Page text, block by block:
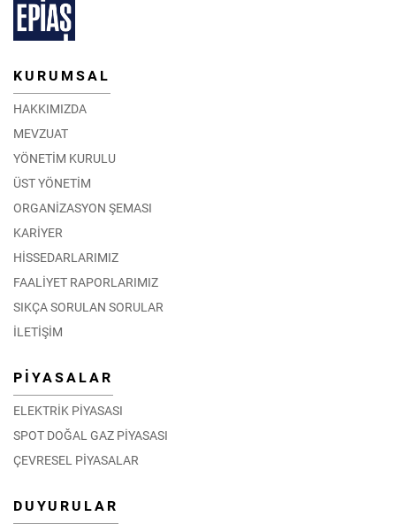
KURUMSAL
HAKKIMIZDA
MEVZUAT
YÖNETİM KURULU
ÜST YÖNETİM
ORGANİZASYON ŞEMASI
KARİYER
HİSSEDARLARIMIZ
FAALİYET RAPORLARIMIZ
SIKÇA SORULAN SORULAR
İLETİŞİM
PİYASALAR
ELEKTRİK PİYASASI
SPOT DOĞAL GAZ PİYASASI
ÇEVRESEL PİYASALAR
DUYURULAR